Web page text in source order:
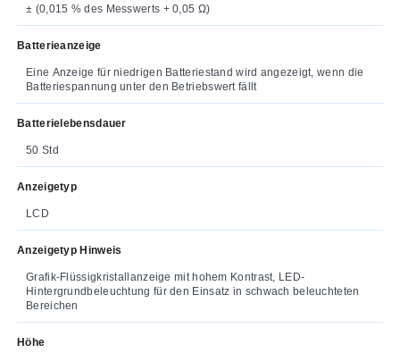
± (0,015 % des Messwerts + 0,05 Ω)
Batterieanzeige
Eine Anzeige für niedrigen Batteriestand wird angezeigt, wenn die
Batteriespannung unter den Betriebswert fällt
Batterielebensdauer
50 Std
Anzeigetyp
LCD
Anzeigetyp Hinweis
Grafik-Flüssigkristallanzeige mit hohem Kontrast, LED-
Hintergrundbeleuchtung für den Einsatz in schwach beleuchteten
Bereichen
Höhe